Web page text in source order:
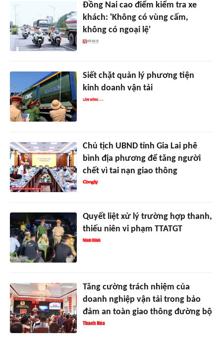
Đồng Nai cao điểm kiểm tra xe
khách: 'Không có vùng cấm,
không có ngoại lệ'
Siết chặt quản lý phương tiện
kinh doanh vận tải
Chủ tịch UBND tỉnh Gia Lai phê
bình địa phương để tăng người
chết vì tai nạn giao thông
Quyết liệt xử lý trường hợp thanh,
thiếu niên vi phạm TTATGT
Tăng cường trách nhiệm của
doanh nghiệp vận tải trong bảo
đảm an toàn giao thông đường bộ